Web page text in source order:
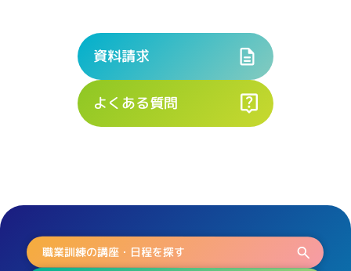
資料請求
よくある質問
職業訓練の講座・日程を探す